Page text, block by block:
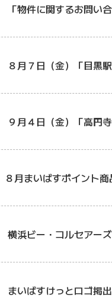
「物件に関するお問い
８月７日（金）「目黒
９月４日（金）「高円
８月まいばすポイント
横浜ビー・コルセアー
まいばすけっとロゴ掲